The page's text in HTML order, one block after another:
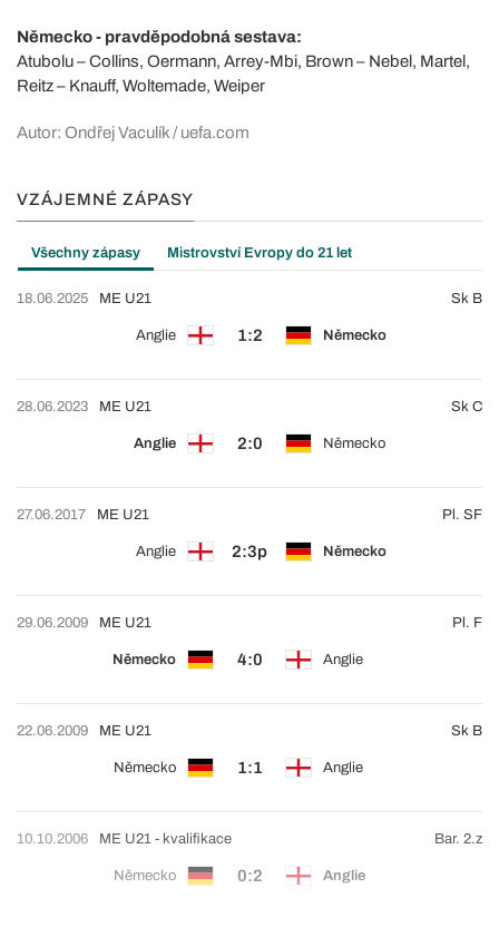
Německo - pravděpodobná sestava:
Atubolu – Collins, Oermann, Arrey-Mbi, Brown – Nebel, Martel,
Reitz – Knauff, Woltemade, Weiper
Autor: Ondřej Vaculík / uefa.com
VZÁJEMNÉ ZÁPASY
Všechny zápasy Mistrovství Evropy do 21 let
18.06.2025
Anglie 1:2 Německo
ME U21 Sk B
28.06.2023
Anglie 2:0 Německo
ME U21 Sk C
27.06.2017
Anglie 2:3p Německo
ME U21 Pl. SF
29.06.2009
Německo 4:0 Anglie
ME U21 Pl. F
22.06.2009
Německo 1:1 Anglie
ME U21 Sk B
10.10.2006
Německo 0:2 Anglie
ME U21 - kvalifikace Bar. 2.z